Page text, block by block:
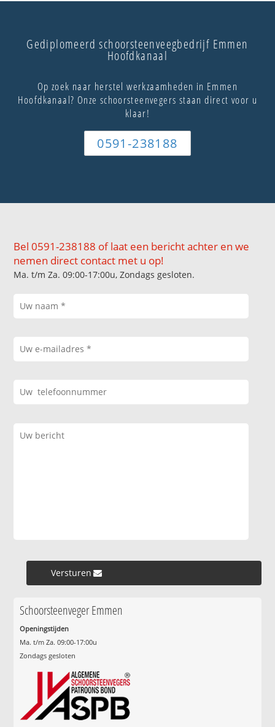
Gediplomeerd schoorsteenveegbedrijf Emmen
Hoofdkanaal
Op zoek naar herstel werkzaamheden in Emmen
Hoofdkanaal? Onze schoorsteenvegers staan direct voor u
klaar!
0591-238188
Bel 0591-238188 of laat een bericht achter en we
nemen direct contact met u op!
Ma. t/m Za. 09:00-17:00u, Zondags gesloten.
Versturen »
Schoorsteenveger Emmen
Openingstijden
Ma. t/m Za. 09:00-17:00u
Zondags gesloten